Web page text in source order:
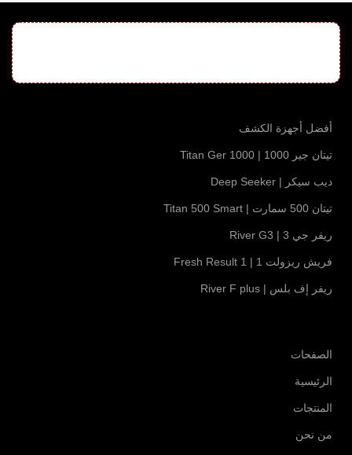
أفضل أجهزة الكشف
تيتان جير 1000 | Titan Ger 1000
ديب سيكر | Deep Seeker
تيتان 500 سمارت | Titan 500 Smart
ريفر جي 3 | River G3
فريش ريزولت 1 | Fresh Result 1
ريفر إف بلس | River F plus
الصفحات
الرئيسية
المنتجات
من نحن